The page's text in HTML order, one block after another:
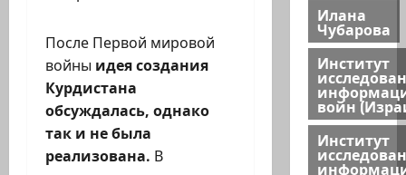
После Первой мировой
войны идея создания
Курдистана
обсуждалась, однако
так и не была
реализована. В
Илана
Чубарова
Институт
войн
Институт